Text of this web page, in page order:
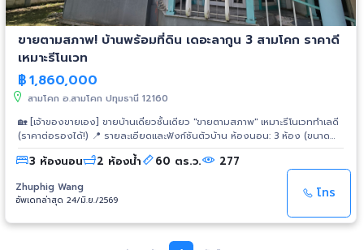
​ขายตามสภาพ! บ้านพร้อมที่ดิน เดอะลากูน 3 สามโคก ราคาดี
เหมาะรีโนเวท
฿1,860,000
สามโคก อ.สามโคก ปทุมธานี 12160
🏡 [เจ้าของขายเอง] ขายบ้านเดี่ยวชั้นเดียว "ขายตามสภาพ" เหมาะรีโนเวททำเลดี
(ราคาต่อรองได้!) 📍 รายละเอียดและฟังก์ชันตัวบ้าน ห้องนอน: 3 ห้อง (ขนาด
กำลังดี เหมาะกับครอบครัว) ห้องน้ำ: 2 ห้อง ห้องนั่งเล่น: 1 ห้อง (โซนพักผ่อน
แยกเป็นสัดส่วน) ห้องโถงกลาง: 1 ห้องใหญ่ (กว้างขวาง โปร่งโล่ง จัดสรรพื้นที่
ง่าย) ห้องครัว: 1 ห้อง ที่จอดรถ: 2 คัน (ในร่ม 1 หน้าบ้าน 1 จอดสบายไม่แออัด) :
เหมาะมากสำหรับสายรีโนเวท ซื้อไปทาสีใหม่ เปลี่ยนสุขภัณฑ์ หรือทำบิวต์อินตาม
สไตล์ที่ชอบ ได้บ้านใหม่ในราคาสบายกระเป๋า พื้นที่คุ้มค่า: ฟังก์ชัน 3 นอน 2 น้ำ 2
3 ห้องนอน 2 ห้องน้ำ 60 ตร.ว. 277
Zhuphig Wang
อัพเดทล่าสุด 24/มิ.ย./2569 โทร